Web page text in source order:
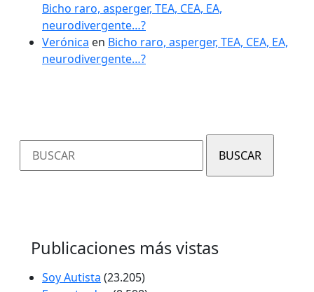
Bicho raro, asperger, TEA, CEA, EA,
neurodivergente…?
Verónica en Bicho raro, asperger, TEA, CEA, EA,
neurodivergente…?
Buscar:
Publicaciones más vistas
Soy Autista (23.205)